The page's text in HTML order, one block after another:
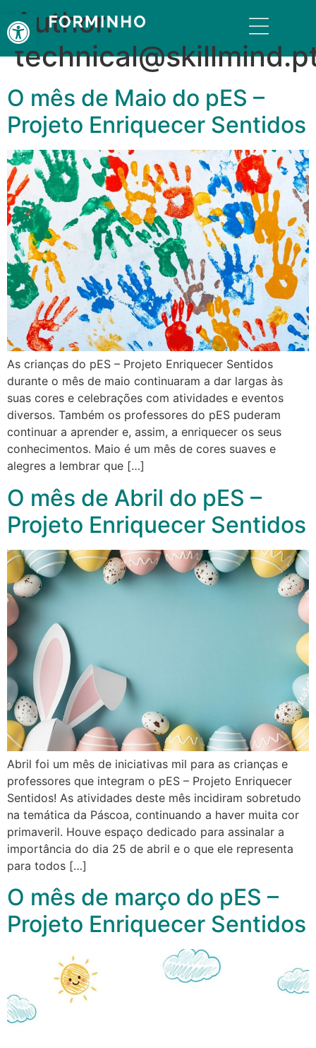
Open toolbar
Author:
O mês de Maio do pES –
Projeto Enriquecer Sentidos
As crianças do pES – Projeto Enriquecer Sentidos
durante o mês de maio continuaram a dar largas às
suas cores e celebrações com atividades e eventos
diversos. Também os professores do pES puderam
continuar a aprender e, assim, a enriquecer os seus
conhecimentos. Maio é um mês de cores suaves e
alegres a lembrar que […]
O mês de Abril do pES –
Projeto Enriquecer Sentidos
Abril foi um mês de iniciativas mil para as crianças e
professores que integram o pES – Projeto Enriquecer
Sentidos! As atividades deste mês incidiram sobretudo
na temática da Páscoa, continuando a haver muita cor
primaveril. Houve espaço dedicado para assinalar a
importância do dia 25 de abril e o que ele representa
para todos […]
O mês de março do pES –
Projeto Enriquecer Sentidos